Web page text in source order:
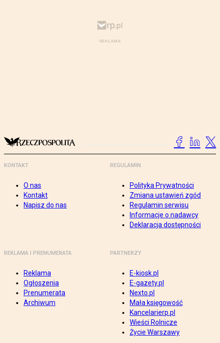
KONTAKT
O nas
Kontakt
Napisz do nas
REGULAMIN
Polityka Prywatności
Zmiana ustawień zgód
Regulamin serwisu
Informacje o nadawcy
Deklaracja dostępności
REKLAMA I PRENUMERATA
Reklama
Ogłoszenia
Prenumerata
Archiwum
PARTNERZY
E-kiosk.pl
E-gazety.pl
Nexto.pl
Mała księgowość
Kancelarierp.pl
Wieści Rolnicze
Życie Warszawy